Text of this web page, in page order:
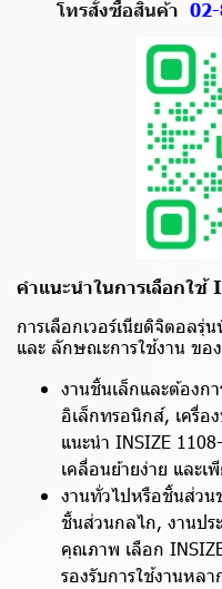
โทรสั่งซื้อสินค้า
คำแนะนำในการเลือกใช้
การเลือกเวอร์เนียดิจิตอล
และ ลักษณะการใช้งาน ขอ
งานชิ้นเล็กและต้องก
อิเล็กทรอนิกส์, เครื่อ
แนะนำ INSIZE
เคลื่อนย้ายง่าย และเ
งานทั่วไปหรือชิ้นส่วน
ชิ้นส่วนกลไก, งานปร
คุณภาพ เลือก
รองรับการใช้งานหล